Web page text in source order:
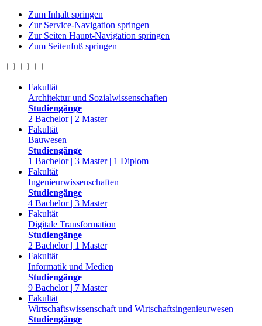
Zum Inhalt springen
Zur Service-Navigation springen
Zur Seiten Haupt-Navigation springen
Zum Seitenfuß springen
Fakultät
Architektur und Sozialwissenschaften
Studiengänge
2 Bachelor | 2 Master
Fakultät
Bauwesen
Studiengänge
1 Bachelor | 3 Master | 1 Diplom
Fakultät
Ingenieurwissenschaften
Studiengänge
4 Bachelor | 3 Master
Fakultät
Digitale Transformation
Studiengänge
2 Bachelor | 1 Master
Fakultät
Informatik und Medien
Studiengänge
9 Bachelor | 7 Master
Fakultät
Wirtschaftswissenschaft und Wirtschaftsingenieurwesen
Studiengänge